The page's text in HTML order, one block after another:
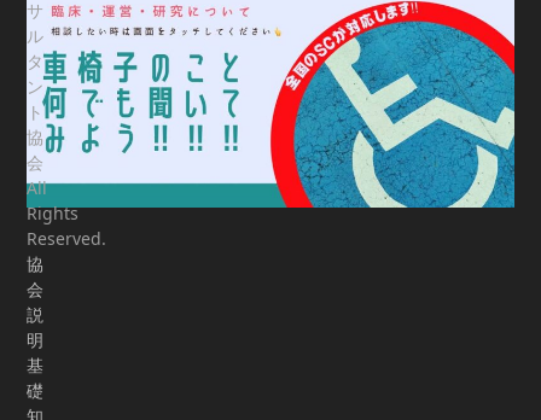
サ
ル
タ
ン
ト
協
会
All
Rights
Reserved.
協
会
説
明
基
礎